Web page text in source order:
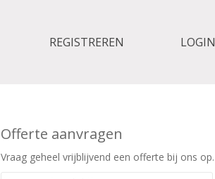
REGISTREREN LOGIN
Offerte aanvragen
Vraag geheel vrijblijvend een offerte bij ons op.